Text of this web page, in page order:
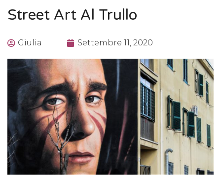
Street Art Al Trullo
Giulia Settembre 11, 2020